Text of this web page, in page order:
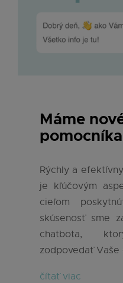
Máme
Rýchly a
je kľúčovým
cieľom
skúsenosť sme
chatbota,
zodpovedať Vaše
čítať viac